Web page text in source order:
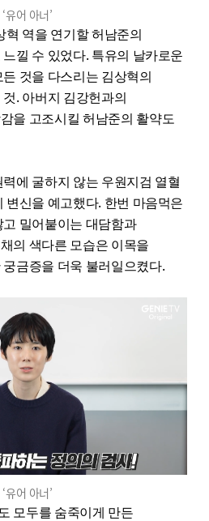
‘유어 아너’
혁 역을 연기할 허남준의
낄 수 있었다. 특유의 날카로운
것을 다스리는 김상혁의
. 아버지 김강헌과의
을 고조시킬 허남준의 활약도
에 굴하지 않는 우원지검 열혈
변신을 예고했다. 한번 마음먹은
밀어붙이는 대담함과
의 색다른 모습은 이목을
금증을 더욱 불러일으켰다.
‘유어 아너’
모두를 숨죽이게 만든